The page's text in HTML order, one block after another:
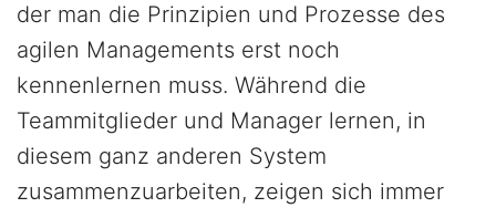
der man die Prinzipien und Prozesse des
agilen Managements erst noch
kennenlernen muss. Während die
Teammitglieder und Manager lernen, in
diesem ganz anderen System
zusammenzuarbeiten, zeigen sich immer